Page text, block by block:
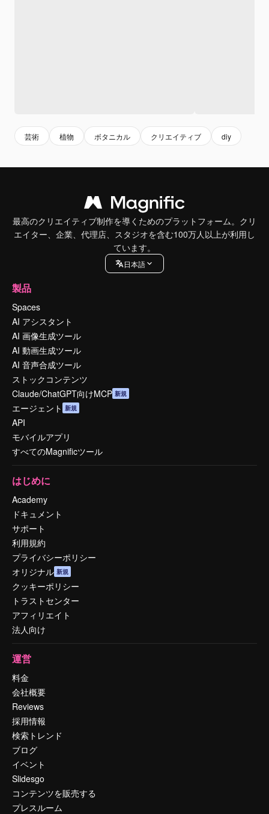
芸術 植物 ボタニカル クリエイティブ diy
最高のクリエイティブ制作を導くためのプラットフォーム。クリ
エイター、企業、代理店、スタジオを含む100万人以上が利用し
ています。
日本語
製品
Spaces
AI アシスタント
AI 画像生成ツール
AI 動画生成ツール
AI 音声合成ツール
ストックコンテンツ
Claude/ChatGPT向けMCP 新規
エージェント 新規
API
モバイルアプリ
すべてのMagnificツール
はじめに
Academy
ドキュメント
サポート
利用規約
プライバシーポリシー
オリジナル 新規
クッキーポリシー
トラストセンター
アフィリエイト
法人向け
運営
料金
会社概要
Reviews
採用情報
検索トレンド
ブログ
イベント
Slidesgo
コンテンツを販売する
プレスルーム